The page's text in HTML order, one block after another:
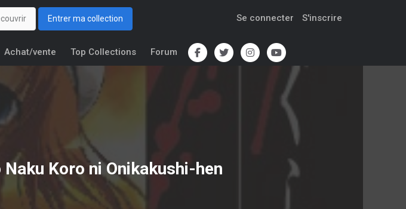
Entrer ma collection Se connecter S'inscrire
Achat/vente Top Collections Forum
Koro ni Onikakushi-hen